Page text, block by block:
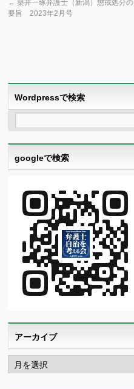
← 築井一琢弁護士（新潟）懲戒処分の
要旨 2023年2月号
Wordpressで検索
googleで検索
アーカイブ
ア
ー
カ